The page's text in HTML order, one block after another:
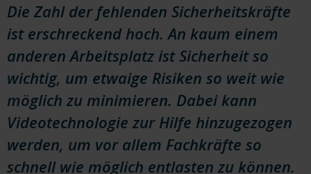
Die Zahl der fehlenden Sicherheitskräfte
ist erschreckend hoch. An kaum einem
anderen Arbeitsplatz ist Sicherheit so
wichtig, um etwaige Risiken so weit wie
möglich zu minimieren. Dabei kann
Videotechnologie zur Hilfe hinzugezogen
werden, um vor allem Fachkräfte so
schnell wie möglich entlasten zu können.